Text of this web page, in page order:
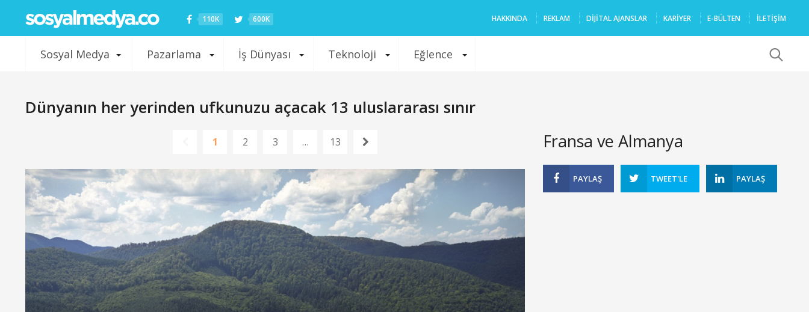
110K 600K HAKKINDA REKLAM DIJITAL AJANSLAR KARIYER E-BÜLTEN İLETİŞİM
Sosyal Medya Pazarlama İş Dünyası Teknoloji Eğlence
Dünyanın her yerinden ufkunuzu açacak 13 uluslararası sınır
1 2 3 … 13 Fransa ve Almanya
PAYLAŞ TWEET'LE PAYLAŞ